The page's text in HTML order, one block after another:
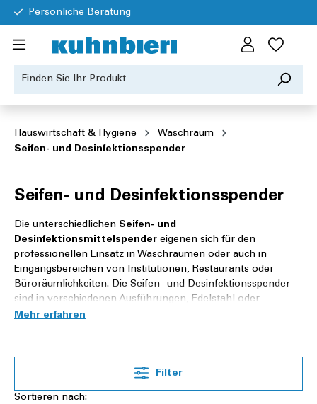
Persönliche Beratung
Hauswirtschaft & Hygiene
Waschraum
Seifen- und Desinfektionsspender
Seifen- und Desinfektionsspender
Die unterschiedlichen Seifen- und
Desinfektionsmittelspender eigenen sich für den
professionellen Einsatz in Waschräumen oder auch in
Eingangsbereichen von Institutionen, Restaurants oder
Büroräumlichkeiten. Die Seifen- und Desinfektionsspender
sind in verschiedenen Ausführungen, Edelstahl oder
Kunststoff weiss erhältlich. Ebenfalls finden Sie hier
Seifenspender zur Wandmontageaber auch
Desinfektionsspender. Je nach Anforderung gibt es frei
Filter
Sortieren nach: